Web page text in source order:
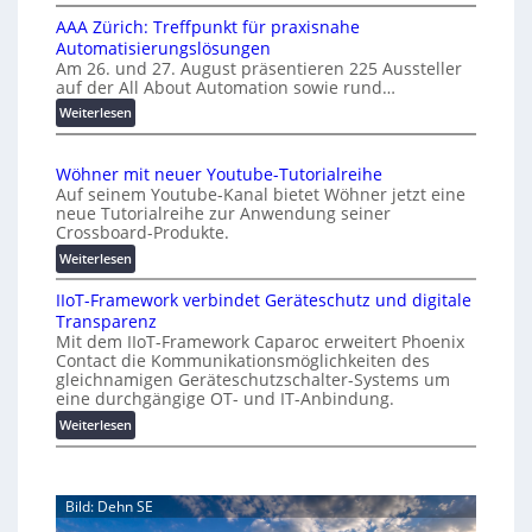
n
l
A
u
t
m
t
i
o
O
g
w
ä
c
s
w
e
K
M
U
i
d
e
K
o
s
t
e
n
f
a
l
l
e
AAA Zürich: Treffpunkt für praxisnahe
Automatisierungslösungen
Am 26. und 27. August präsentieren 225 Aussteller
auf der All About Automation sowie rund…
Weiterlesen:
A
A
Z
ü
r
i
c
h
:
T
r
e
f
f
p
n
k
Wöhner mit neuer Youtube-Tutorialreihe
Auf seinem Youtube-Kanal bietet Wöhner jetzt eine
neue Tutorialreihe zur Anwendung seiner
Crossboard-Produkte.
Weiterlesen:
W
ö
h
n
e
r
m
i
t
e
u
IIoT-Framework verbindet Geräteschutz und digitale
Transparenz
Mit dem IIoT-Framework Caparoc erweitert Phoenix
Contact die Kommunikationsmöglichkeiten des
gleichnamigen Geräteschutzschalter-Systems um
eine durchgängige OT- und IT-Anbindung.
Weiterlesen:
I
T
Bild: Dehn SE